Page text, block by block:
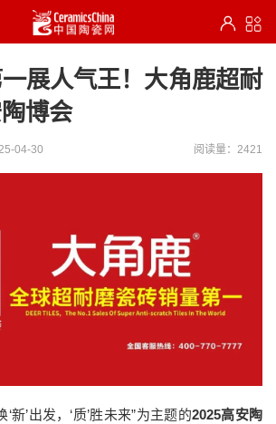
展人气王！大角鹿超耐
博会
04-30 阅读量：2421
新’出发，‘质’胜未来”为主题的2025高安陶